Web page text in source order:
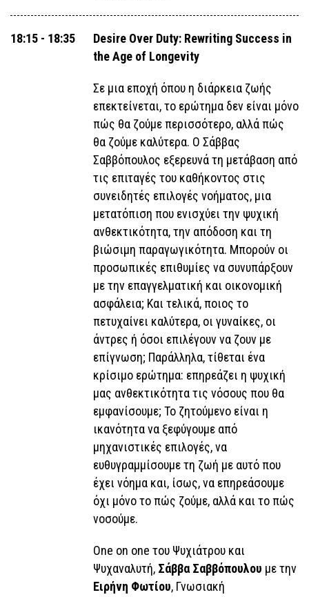
18:15 - 18:35
Desire Over Duty: Rewriting Success in
the Age of Longevity
Σε μια εποχή όπου η διάρκεια ζωής
επεκτείνεται, το ερώτημα δεν είναι μόνο
πώς θα ζούμε περισσότερο, αλλά πώς
θα ζούμε καλύτερα. O Σάββας
Σαββόπουλος εξερευνά τη μετάβαση από
τις επιταγές του καθήκοντος στις
συνειδητές επιλογές νοήματος, μια
μετατόπιση που ενισχύει την ψυχική
ανθεκτικότητα, την απόδοση και τη
βιώσιμη παραγωγικότητα. Μπορούν οι
προσωπικές επιθυμίες να συνυπάρξουν
με την επαγγελματική και οικονομική
ασφάλεια; Και τελικά, ποιος το
πετυχαίνει καλύτερα, οι γυναίκες, οι
άντρες ή όσοι επιλέγουν να ζουν με
επίγνωση; Παράλληλα, τίθεται ένα
κρίσιμο ερώτημα: επηρεάζει η ψυχική
μας ανθεκτικότητα τις νόσους που θα
εμφανίσουμε; Το ζητούμενο είναι η
ικανότητα να ξεφύγουμε από
μηχανιστικές επιλογές, να
ευθυγραμμίσουμε τη ζωή με αυτό που
έχει νόημα και, ίσως, να επηρεάσουμε
όχι μόνο το πώς ζούμε, αλλά και το πώς
νοσούμε.
One on one του Ψυχιάτρου και
Ψυχαναλυτή, Σάββα Σαββόπουλου με την
Ειρήνη Φωτίου, Γνωσιακή